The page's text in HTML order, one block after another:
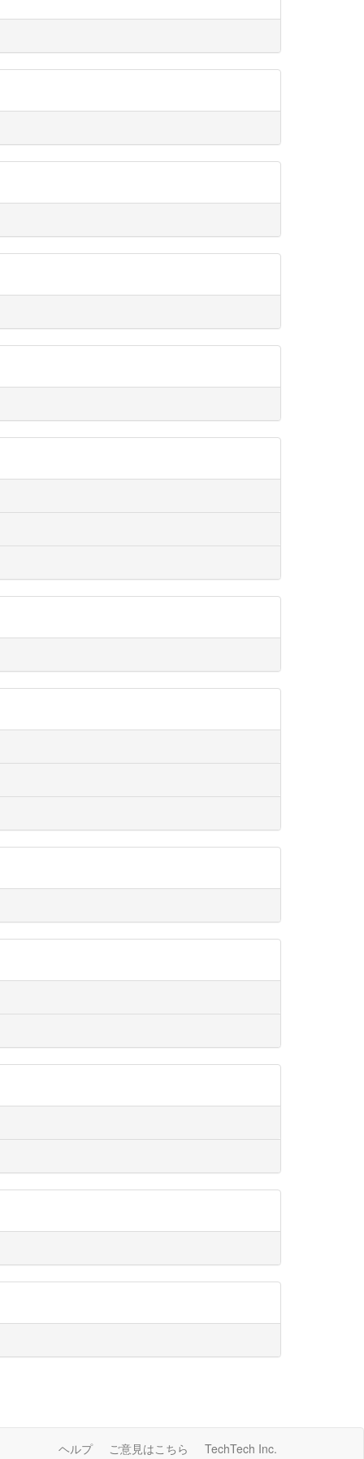
ヘルプ ご意見はこちら TechTech Inc.